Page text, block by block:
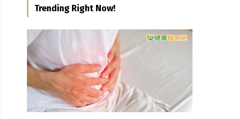
Trending Right Now!